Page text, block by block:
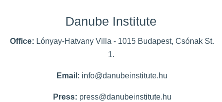
Danube Institute
Office: Lónyay-Hatvany Villa - 1015 Budapest, Csónak St.
1.
Email: info@danubeinstitute.hu
Press: press@danubeinstitute.hu